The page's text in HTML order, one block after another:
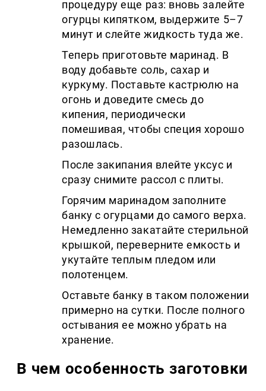
процедуру еще раз: вновь залейте
огурцы кипятком, выдержите 5–7
минут и слейте жидкость туда же.
Теперь приготовьте маринад. В
воду добавьте соль, сахар и
куркуму. Поставьте кастрюлю на
огонь и доведите смесь до
кипения, периодически
помешивая, чтобы специя хорошо
разошлась.
После закипания влейте уксус и
сразу снимите рассол с плиты.
Горячим маринадом заполните
банку с огурцами до самого верха.
Немедленно закатайте стерильной
крышкой, переверните емкость и
укутайте теплым пледом или
полотенцем.
Оставьте банку в таком положении
примерно на сутки. После полного
остывания ее можно убрать на
хранение.
В чем особенность заготовки